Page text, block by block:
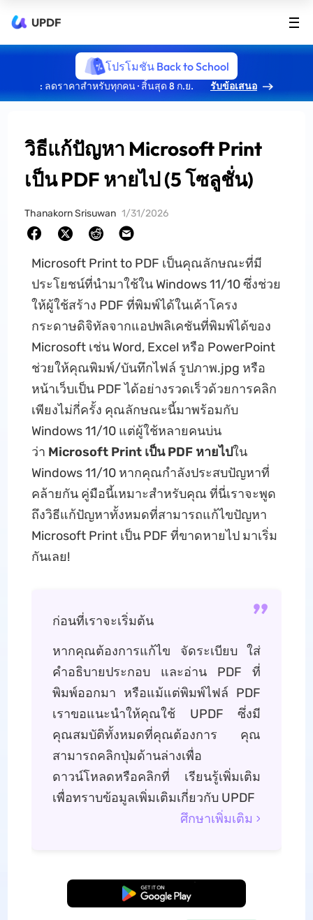
UPDF
โปรโมชัน Back to School
: ลดราคาสำหรับทุกคน · สิ้นสุด 8 ก.ย. รับข้อเสนอ
วิธีแก้ปัญหา Microsoft Print
เป็น PDF หายไป (5 โซลูชั่น)
Thanakorn Srisuwan 1/31/2026
Microsoft Print to PDF เป็นคุณลักษณะที่มี
ประโยชน์ที่นํามาใช้ใน Windows 11/10 ซึ่งช่วย
ให้ผู้ใช้สร้าง PDF ที่พิมพ์ได้ในเค้าโครง
กระดาษดิจิทัลจากแอปพลิเคชันที่พิมพ์ได้ของ
Microsoft เช่น Word, Excel หรือ PowerPoint
ช่วยให้คุณพิมพ์/บันทึกไฟล์ รูปภาพ.jpg หรือ
หน้าเว็บเป็น PDF ได้อย่างรวดเร็วด้วยการคลิก
เพียงไม่กี่ครั้ง คุณลักษณะนี้มาพร้อมกับ
Windows 11/10 แต่ผู้ใช้หลายคนบ่น
ว่า Microsoft Print เป็น PDF หายไปใน
Windows 11/10 หากคุณกําลังประสบปัญหาที่
คล้ายกัน คู่มือนี้เหมาะสําหรับคุณ ที่นี่เราจะพูด
ถึงวิธีแก้ปัญหาทั้งหมดที่สามารถแก้ไขปัญหา
Microsoft Print เป็น PDF ที่ขาดหายไป มาเริ่ม
กันเลย!
ก่อนที่เราจะเริ่มต้น
หากคุณต้องการแก้ไข จัดระเบียบ ใส่
คําอธิบายประกอบ และอ่าน PDF ที่
พิมพ์ออกมา หรือแม้แต่พิมพ์ไฟล์ PDF
เราขอแนะนําให้คุณใช้ UPDF ซึ่งมี
คุณสมบัติทั้งหมดที่คุณต้องการ คุณ
สามารถคลิกปุ่มด้านล่างเพื่อ
ดาวน์โหลดหรือคลิกที่ เรียนรู้เพิ่มเติม
เพื่อทราบข้อมูลเพิ่มเติมเกี่ยวกับ UPDF
ศึกษาเพิ่มเติม
ดาวน์โหลดฟรี